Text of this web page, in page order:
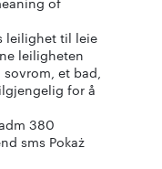
leilighet til leie
leiligheten
sovrom, et bad,
for å
380
sms Pokaż